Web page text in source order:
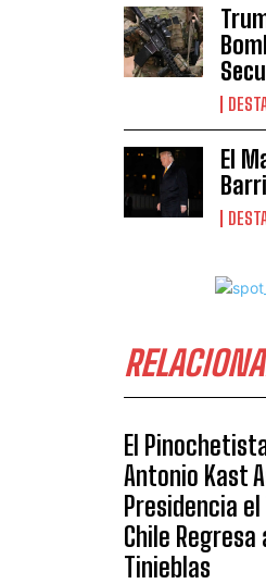
El
El
Antonio Kast
Presidencia el
Chile Regresa
Tinieblas